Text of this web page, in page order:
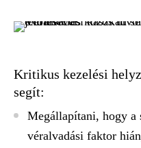
Kritikus kezelési
segít:
Megállapítani, hogy a
véralvadási faktor